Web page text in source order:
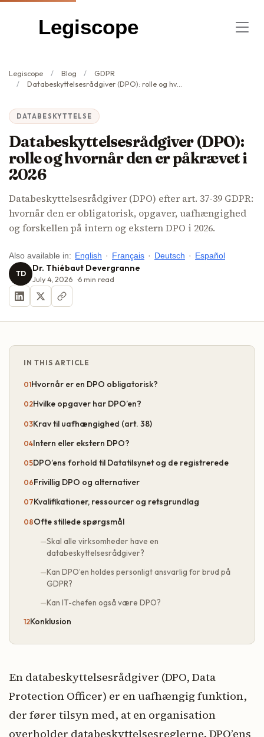
Legiscope
Legiscope Blog
GDPR
Databeskyttelsesrådgiver (DPO): rolle og hvornår den er påkrævet i 2026
DATABESKYTTELSE
Databeskyttelsesrådgiver (DPO):
rolle og hvornår den er påkrævet i
2026
Databeskyttelsesrådgiver (DPO) efter art. 37-39 GDPR:
hvornår den er obligatorisk, opgaver, uafhængighed
og forskellen på intern og ekstern DPO i 2026.
Also available in: English · Français · Deutsch · Español
TD Dr. Thiébaut Devergranne
July 4, 2026 6 min read
IN THIS ARTICLE
Hvornår er en DPO obligatorisk?
Hvilke opgaver har DPO’en?
Krav til uafhængighed (art. 38)
Intern eller ekstern DPO?
DPO’ens forhold til Datatilsynet og de registrerede
Frivillig DPO og alternativer
Kvalifikationer, ressourcer og retsgrundlag
Ofte stillede spørgsmål
Skal alle virksomheder have en
databeskyttelsesrådgiver?
Kan DPO’en holdes personligt ansvarlig for brud på
GDPR?
Kan IT-chefen også være DPO?
Konklusion
En databeskyttelsesrådgiver (DPO, Data
Protection Officer) er en uafhængig funktion,
der fører tilsyn med, at en organisation
overholder databeskyttelsesreglerne. DPO’ens